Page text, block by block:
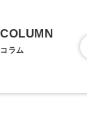
COLUMN
コラム